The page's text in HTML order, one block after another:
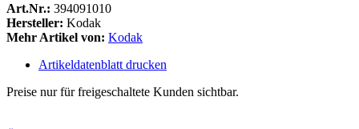
Art.Nr.: 394091010
Hersteller: Kodak
Mehr Artikel von: Kodak
Artikeldatenblatt drucken
Preise nur für freigeschaltete Kunden sichtbar.